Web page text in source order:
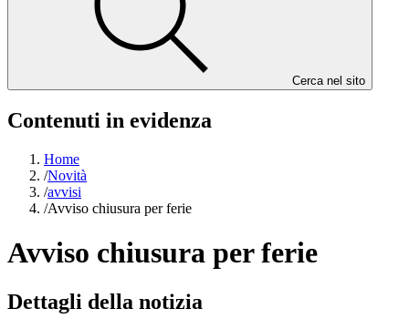
Cerca nel sito
Contenuti in evidenza
Home
/Novità
/avvisi
/Avviso chiusura per ferie
Avviso chiusura per ferie
Dettagli della notizia